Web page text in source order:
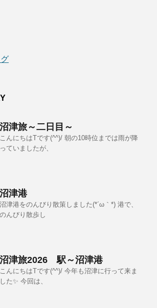
沼津旅～二日目～
こんにちはTです(^^)/ 朝の10時位までは雨が降
っていましたが、
沼津港
沼津港をのんびり散策しました(*´ω｀*) 港で、
のんびり散歩し
沼津旅2026 駅～沼津港
こんにちはTです(^^)/ 今年も沼津に行って来ま
した✨ 今回は、